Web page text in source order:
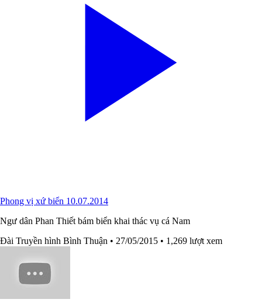
Phong vị xứ biển 10.07.2014
Ngư dân Phan Thiết bám biển khai thác vụ cá Nam
Đài Truyền hình Bình Thuận • 27/05/2015 • 1,269 lượt xem